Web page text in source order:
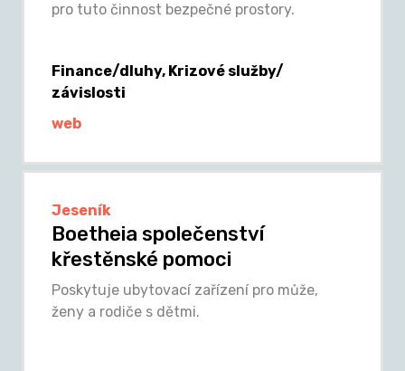
pro tuto činnost bezpečné prostory.
Finance/dluhy, Krizové služby/
závislosti
web
Jeseník
Boetheia společenství
křestěnské pomoci
Poskytuje ubytovací zařízení pro může,
ženy a rodiče s dětmi.